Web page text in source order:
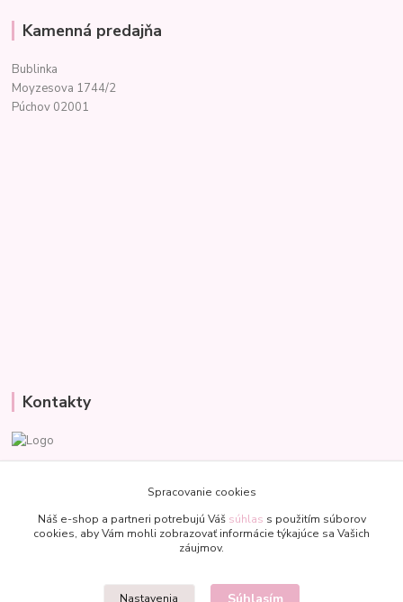
Kamenná predajňa
Bublinka
Moyzesova 1744/2
Púchov 02001
Kontakty
+421 907 977 470
bublinkapu@gmail.com
Spracovanie cookies
Náš e-shop a partneri potrebujú Váš súhlas s použitím súborov
cookies, aby Vám mohli zobrazovať informácie týkajúce sa Vašich
záujmov.
Nastavenia